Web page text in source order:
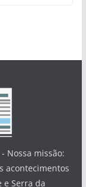
Nossa missão:
acontecimentos
e Serra da